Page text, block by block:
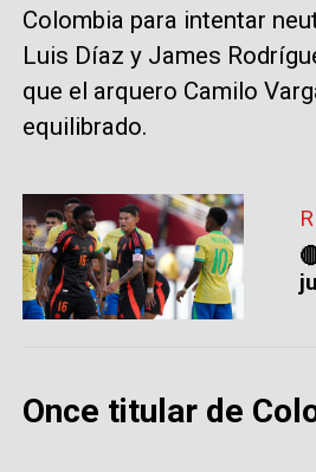
Colombia para intentar
Luis Díaz y James
que el arquero Camilo
equilibrado.
Once titular de